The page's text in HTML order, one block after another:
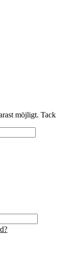
möjligt. Tack